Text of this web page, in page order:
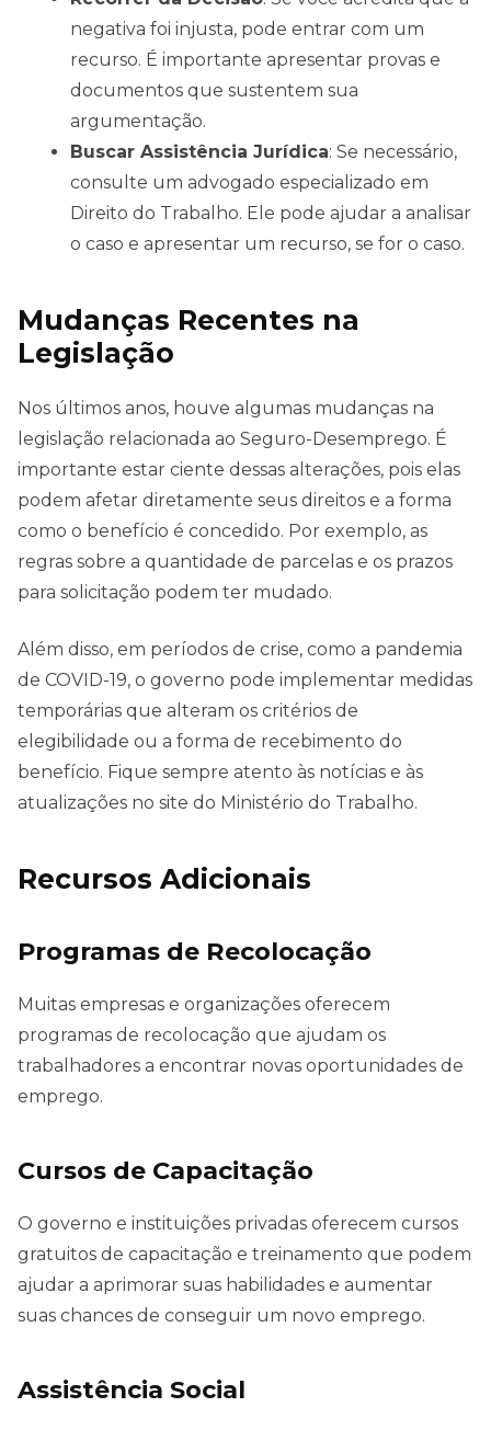
negativa foi injusta, pode entrar com um
recurso. É importante apresentar provas e
documentos que sustentem sua
argumentação.
Buscar Assistência Jurídica: Se necessário,
consulte um advogado especializado em
Direito do Trabalho. Ele pode ajudar a analisar
o caso e apresentar um recurso, se for o caso.
Mudanças Recentes na
Legislação
Nos últimos anos, houve algumas mudanças na
legislação relacionada ao Seguro-Desemprego. É
importante estar ciente dessas alterações, pois elas
podem afetar diretamente seus direitos e a forma
como o benefício é concedido. Por exemplo, as
regras sobre a quantidade de parcelas e os prazos
para solicitação podem ter mudado.
Além disso, em períodos de crise, como a pandemia
de COVID-19, o governo pode implementar medidas
temporárias que alteram os critérios de
elegibilidade ou a forma de recebimento do
benefício. Fique sempre atento às notícias e às
atualizações no site do Ministério do Trabalho.
Recursos Adicionais
Programas de Recolocação
Muitas empresas e organizações oferecem
programas de recolocação que ajudam os
trabalhadores a encontrar novas oportunidades de
emprego.
Cursos de Capacitação
O governo e instituições privadas oferecem cursos
gratuitos de capacitação e treinamento que podem
ajudar a aprimorar suas habilidades e aumentar
suas chances de conseguir um novo emprego.
Assistência Social